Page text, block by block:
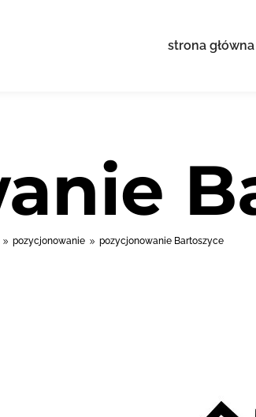
strona główna
9 pozycjonowanie 9 pozycjonowanie Bartoszyce